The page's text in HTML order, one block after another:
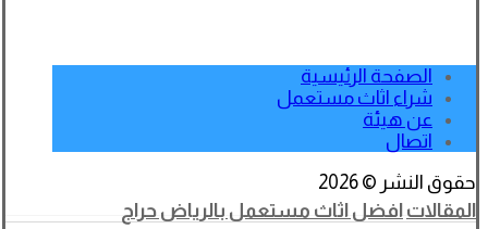
الصفحة الرئيسية
شراء اثاث مستعمل
عن هيئة
اتصال
حقوق النشر © 2026
المقالات افضل اثاث مستعمل بالرياض حراج